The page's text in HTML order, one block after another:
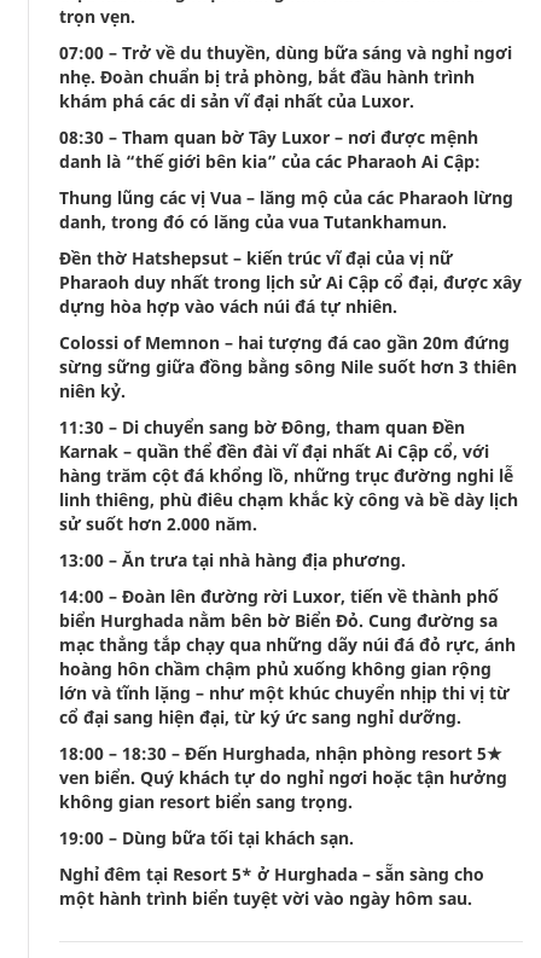
trọn vẹn.
07:00 – Trở về du thuyền, dùng bữa sáng và nghỉ ngơi
nhẹ. Đoàn chuẩn bị trả phòng, bắt đầu hành trình
khám phá các di sản vĩ đại nhất của Luxor.
08:30 – Tham quan bờ Tây Luxor – nơi được mệnh
danh là “thế giới bên kia” của các Pharaoh Ai Cập:
Thung lũng các vị Vua – lăng mộ của các Pharaoh lừng
danh, trong đó có lăng của vua Tutankhamun.
Đền thờ Hatshepsut – kiến trúc vĩ đại của vị nữ
Pharaoh duy nhất trong lịch sử Ai Cập cổ đại, được xây
dựng hòa hợp vào vách núi đá tự nhiên.
Colossi of Memnon – hai tượng đá cao gần 20m đứng
sừng sững giữa đồng bằng sông Nile suốt hơn 3 thiên
niên kỷ.
11:30 – Di chuyển sang bờ Đông, tham quan Đền
Karnak – quần thể đền đài vĩ đại nhất Ai Cập cổ, với
hàng trăm cột đá khổng lồ, những trục đường nghi lễ
linh thiêng, phù điêu chạm khắc kỳ công và bề dày lịch
sử suốt hơn 2.000 năm.
13:00 – Ăn trưa tại nhà hàng địa phương.
14:00 – Đoàn lên đường rời Luxor, tiến về thành phố
biển Hurghada nằm bên bờ Biển Đỏ. Cung đường sa
mạc thẳng tắp chạy qua những dãy núi đá đỏ rực, ánh
hoàng hôn chầm chậm phủ xuống không gian rộng
lớn và tĩnh lặng – như một khúc chuyển nhịp thi vị từ
cổ đại sang hiện đại, từ ký ức sang nghỉ dưỡng.
18:00 – 18:30 – Đến Hurghada, nhận phòng resort 5★
ven biển. Quý khách tự do nghỉ ngơi hoặc tận hưởng
không gian resort biển sang trọng.
19:00 – Dùng bữa tối tại khách sạn.
Nghỉ đêm tại Resort 5* ở Hurghada – sẵn sàng cho
một hành trình biển tuyệt vời vào ngày hôm sau.